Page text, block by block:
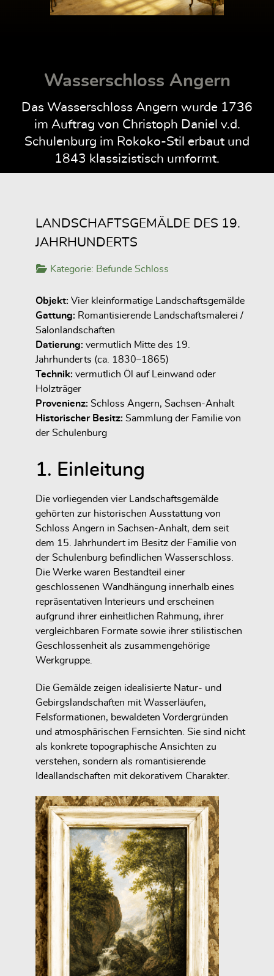
Wasserschloss Angern
Das Wasserschloss Angern wurde 1736
im Auftrag von Christoph Daniel v.d.
Schulenburg im Rokoko-Stil erbaut und
1843 klassizistisch umformt.
LANDSCHAFTSGEMÄLDE DES 19.
JAHRHUNDERTS
Kategorie: Befunde Schloss
Objekt: Vier kleinformatige Landschaftsgemälde
Gattung: Romantisierende Landschaftsmalerei /
Salonlandschaften
Datierung: vermutlich Mitte des 19.
Jahrhunderts (ca. 1830–1865)
Technik: vermutlich Öl auf Leinwand oder
Holzträger
Provenienz: Schloss Angern, Sachsen-Anhalt
Historischer Besitz: Sammlung der Familie von
der Schulenburg
1. Einleitung
Die vorliegenden vier Landschaftsgemälde
gehörten zur historischen Ausstattung von
Schloss Angern in Sachsen-Anhalt, dem seit
dem 15. Jahrhundert im Besitz der Familie von
der Schulenburg befindlichen Wasserschloss.
Die Werke waren Bestandteil einer
geschlossenen Wandhängung innerhalb eines
repräsentativen Interieurs und erscheinen
aufgrund ihrer einheitlichen Rahmung, ihrer
vergleichbaren Formate sowie ihrer stilistischen
Geschlossenheit als zusammengehörige
Werkgruppe.
Die Gemälde zeigen idealisierte Natur- und
Gebirgslandschaften mit Wasserläufen,
Felsformationen, bewaldeten Vordergründen
und atmosphärischen Fernsichten. Sie sind nicht
als konkrete topographische Ansichten zu
verstehen, sondern als romantisierende
Ideallandschaften mit dekorativem Charakter.